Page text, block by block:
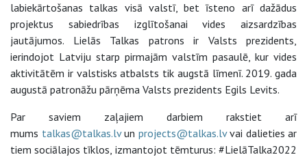
labiekārtošanas talkas visā valstī, bet īsteno arī dažādus
projektus sabiedrības izglītošanai vides aizsardzības
jautājumos. Lielās Talkas patrons ir Valsts prezidents,
ierindojot Latviju starp pirmajām valstīm pasaulē, kur vides
aktivitātēm ir valstisks atbalsts tik augstā līmenī. 2019. gada
augustā patronāžu pārņēma Valsts prezidents Egils Levits.
Par saviem zaļajiem darbiem rakstiet arī
mums talkas@talkas.lvun projects@talkas.lvvai dalieties ar
tiem sociālajos tīklos, izmantojot tēmturus: #LielāTalka2022